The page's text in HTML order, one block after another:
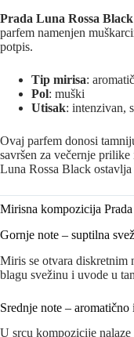
Prada Luna Rossa
parfem namenjen
potpis.
Tip mirisa:
Pol: muški
Utisak: intenzivan,
Ovaj parfem donosi
savršen za večernje
Luna Rossa Black
Mirisna kompozicija
Gornje note – suptilna
Miris se otvara diskretnim
blagu svežinu i uvode u
Srednje note –
U srcu kompozicije nalaze